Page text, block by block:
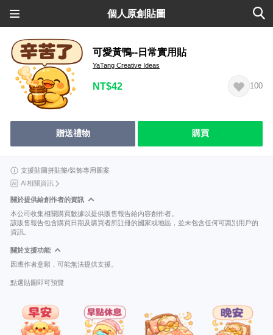
個人原創貼圖
可愛黃鴨--日常實用貼
YaTang Creative Ideas
NT$42 100
贈送禮物 購買
支援貼圖拼貼樂/裝飾專用圖案
AI相關資訊
關於提供給創作者的資訊
本公司收集相關購買數據以提供販售報告給內容創作者。
該販售報告包含購買日期及購買者所註冊的國家或地區，並未包含任何可識別用戶的
資訊。
關於支援功能
因應作者意願，可能無法提供支援。
點選貼圖即可預覽